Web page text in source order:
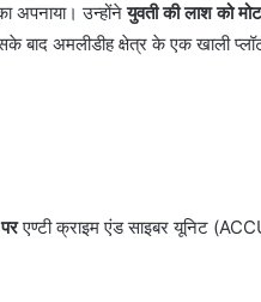
अपनाया। उन्होंनेयुवती की लाश को
बाद अमलीडीह क्षेत्र के एक खाली
एण्टी क्राइम एंड साइबर यूनिट